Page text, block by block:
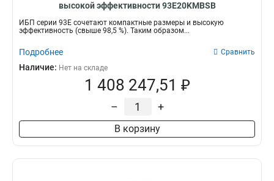
высокой эффективности 93E20KMBSB
ИБП серии 93Е сочетают компактные размеры и высокую
эффективность (свыше 98,5 %). Таким образом...
Подробнее Сравнить
Наличие: Нет на складе
1 408 247,51 ₽
– +
В корзину